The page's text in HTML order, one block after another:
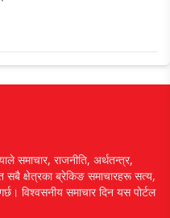
समाचार, राजनीति, अर्थतन्त्र,
सबै क्षेत्रका ब्रेकिङ समाचारहरू सत्य,
विश्वसनीय समाचार दिन यस पोर्टल